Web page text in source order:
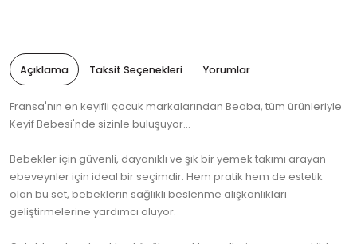
Açıklama Taksit Seçenekleri Yorumlar
Fransa'nın en keyifli çocuk markalarından Beaba, tüm ürünleriyle
Keyif Bebesi'nde sizinle buluşuyor...
Bebekler için güvenli, dayanıklı ve şık bir yemek takımı arayan
ebeveynler için ideal bir seçimdir. Hem pratik hem de estetik
olan bu set, bebeklerin sağlıklı beslenme alışkanlıkları
geliştirmelerine yardımcı oluyor.